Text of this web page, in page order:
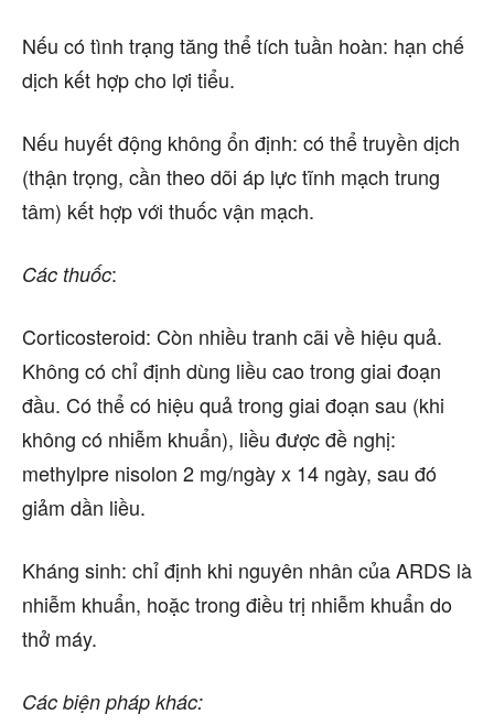
Nếu có tình trạng tăng thể tích tuần hoàn: hạn chế
dịch kết hợp cho lợi tiểu.
Nếu huyết động không ổn định: có thể truyền dịch
(thận trọng, cần theo dõi áp lực tĩnh mạch trung
tâm) kết hợp với thuốc vận mạch.
Các thuốc:
Corticosteroid: Còn nhiều tranh cãi về hiệu quả.
Không có chỉ định dùng liều cao trong giai đoạn
đầu. Có thể có hiệu quả trong giai đoạn sau (khi
không có nhiễm khuẩn), liều được đề nghị:
methylpre nisolon 2 mg/ngày x 14 ngày, sau đó
giảm dần liều.
Kháng sinh: chỉ định khi nguyên nhân của ARDS là
nhiễm khuẩn, hoặc trong điều trị nhiễm khuẩn do
thở máy.
Các biện pháp khác: